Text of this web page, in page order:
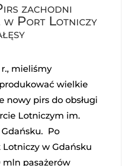
zachodni
w Port Lotniczy
r., mieliśmy
wielkie
nowy pirs do obsługi
Lotniczym im.
Gdańsku. Po
w Gdańsku
mln pasażerów